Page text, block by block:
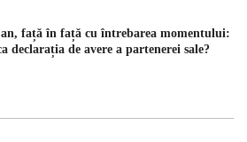
față în față cu întrebarea momentului:
declarația de avere a partenerei sale?